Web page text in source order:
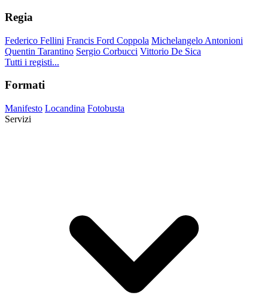
Regia
Federico Fellini Francis Ford Coppola Michelangelo Antonioni
Quentin Tarantino Sergio Corbucci Vittorio De Sica
Tutti i registi...
Formati
Manifesto Locandina Fotobusta
Servizi